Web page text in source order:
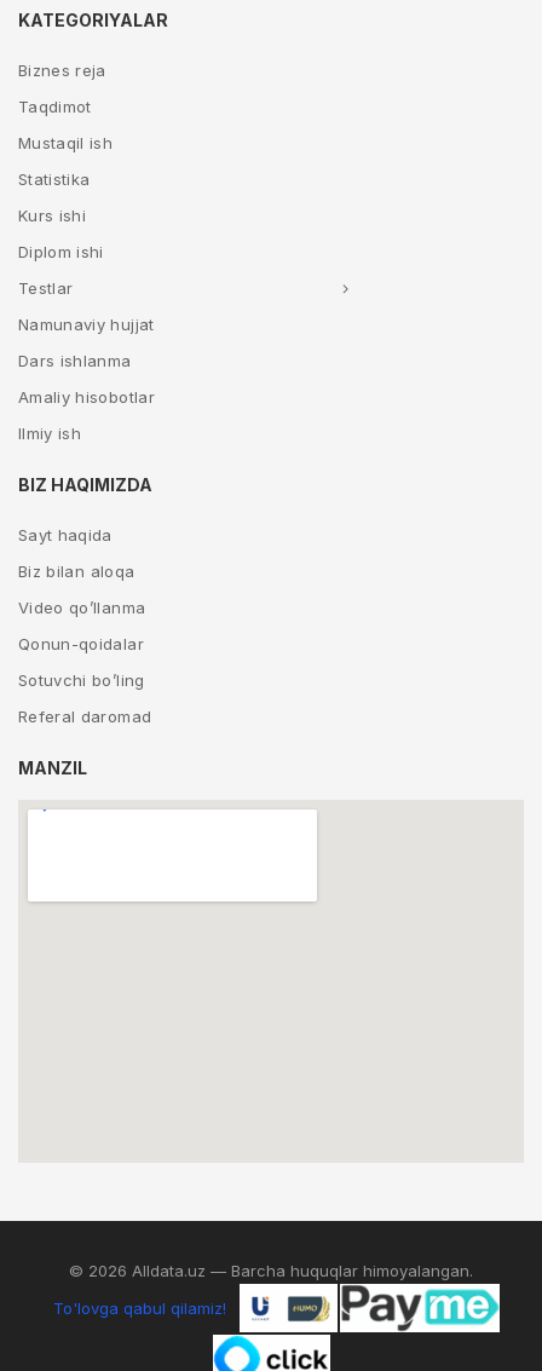
KATEGORIYALAR
Biznes reja
Taqdimot
Mustaqil ish
Statistika
Kurs ishi
Diplom ishi
Testlar
Namunaviy hujjat
Dars ishlanma
Amaliy hisobotlar
Ilmiy ish
BIZ HAQIMIZDA
Sayt haqida
Biz bilan aloqa
Video qo’llanma
Qonun-qoidalar
Sotuvchi bo’ling
Referal daromad
MANZIL
© 2026 Alldata.uz — Barcha huquqlar himoyalangan.
To'lovga qabul qilamiz!